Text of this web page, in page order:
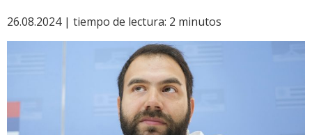
26.08.2024 | tiempo de lectura: 2 minutos